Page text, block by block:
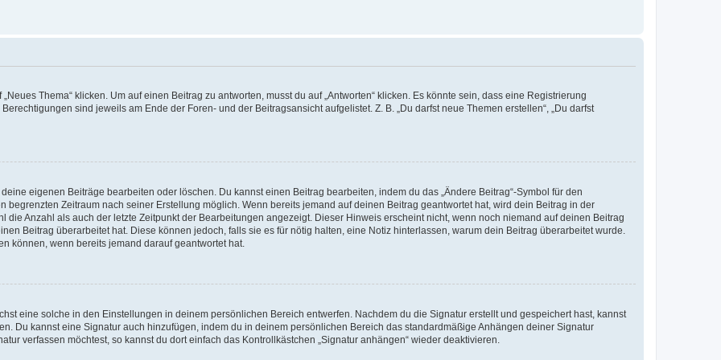
Thema“ klicken. Um auf einen Beitrag zu antworten, musst du auf „Antworten“ klicken. Es könnte sein, dass eine Registrierung
sind jeweils am Ende der Foren- und der Beitragsansicht aufgelistet. Z. B. „Du darfst neue Themen erstellen“, „Du darfst
eigenen Beiträge bearbeiten oder löschen. Du kannst einen Beitrag bearbeiten, indem du das „Ändere Beitrag“-Symbol für den
begrenzten Zeitraum nach seiner Erstellung möglich. Wenn bereits jemand auf deinen Beitrag geantwortet hat, wird dein Beitrag in der
Anzahl als auch der letzte Zeitpunkt der Bearbeitungen angezeigt. Dieser Hinweis erscheint nicht, wenn noch niemand auf deinen Beitrag
Beitrag überarbeitet hat. Diese können jedoch, falls sie es für nötig halten, eine Notiz hinterlassen, warum dein Beitrag überarbeitet wurde.
können, wenn bereits jemand darauf geantwortet hat.
eine solche in den Einstellungen in deinem persönlichen Bereich entwerfen. Nachdem du die Signatur erstellt und gespeichert hast, kannst
Du kannst eine Signatur auch hinzufügen, indem du in deinem persönlichen Bereich das standardmäßige Anhängen deiner Signatur
verfassen möchtest, so kannst du dort einfach das Kontrollkästchen „Signatur anhängen“ wieder deaktivieren.